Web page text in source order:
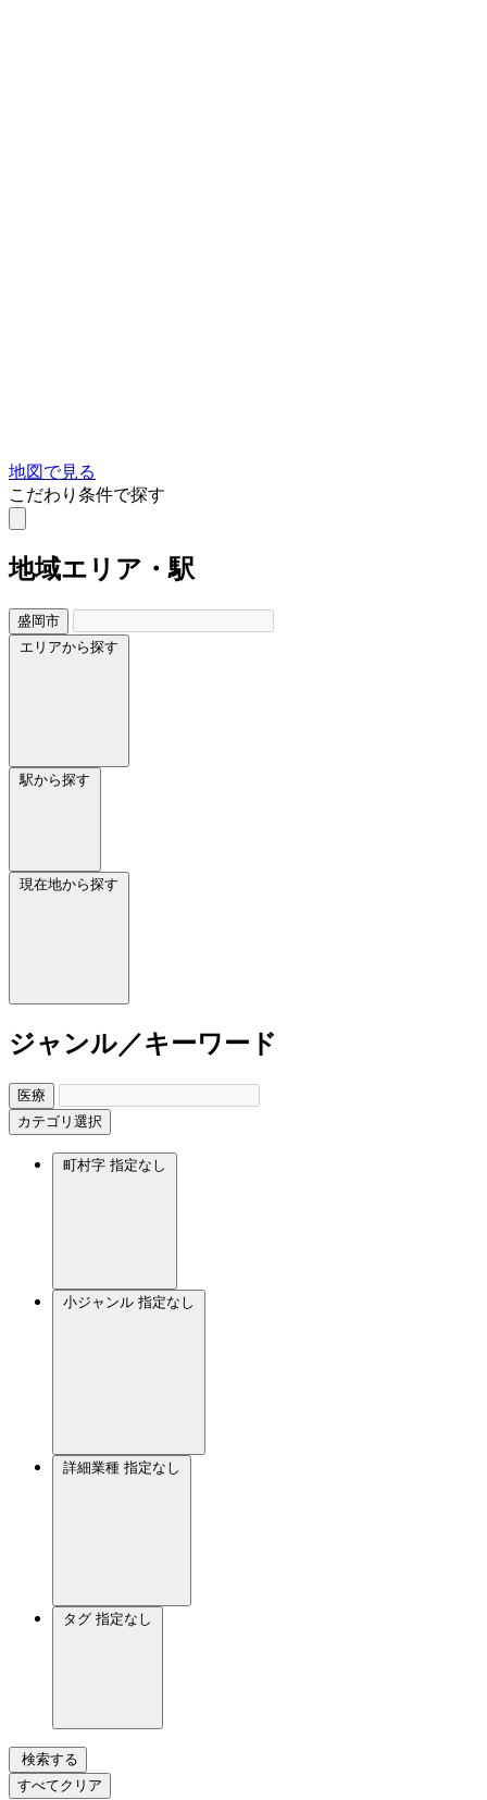
地図で見る
こだわり条件で探す
地域エリア・駅
盛岡市
エリアから探す
駅から探す
現在地から探す
ジャンル／キーワード
医療
カテゴリ選択
町村字 指定なし
小ジャンル 指定なし
詳細業種 指定なし
タグ 指定なし
検索する
すべてクリア